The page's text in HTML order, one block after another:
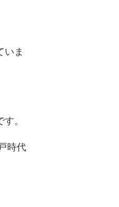
ま
。
時代